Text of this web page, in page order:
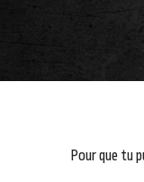
Pour que tu